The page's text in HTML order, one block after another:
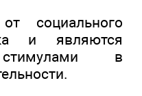
социального
и являются
стимулами в